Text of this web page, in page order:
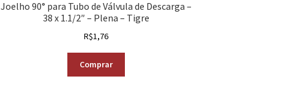
Joelho 90° para Tubo de Válvula de Descarga –
38 x 1.1/2″ – Plena – Tigre
R$1,76
Comprar